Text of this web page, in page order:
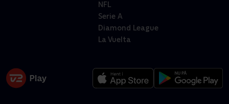
NFL
Serie A
Diamond League
La Vuelta